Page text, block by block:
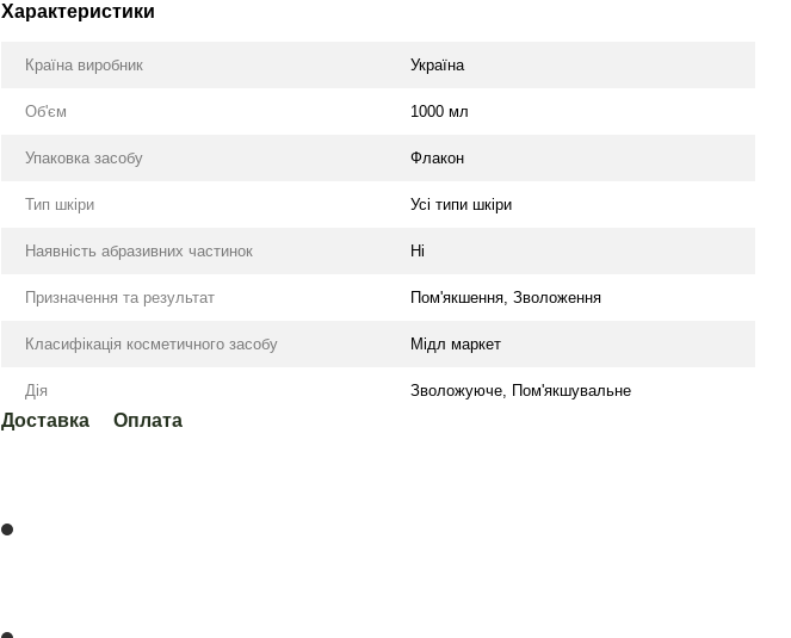
Характеристики
Країна виробник Україна
Об'єм 1000 мл
Упаковка засобу Флакон
Тип шкіри Усі типи шкіри
Наявність абразивних частинок Ні
Призначення та результат Пом'якшення, Зволоження
Класифікація косметичного засобу Мідл маркет
Дія Зволожуюче, Пом'якшувальне
Доставка Оплата